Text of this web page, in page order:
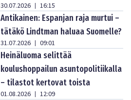
30.07.2026 | 16:15
Antikainen: Espanjan raja murtui –
tätäkö Lindtman haluaa Suomelle?
31.07.2026 | 09:01
Heinäluoma selittää
koulushoppailun asuntopolitiikalla
– tilastot kertovat toista
01.08.2026 | 12:09